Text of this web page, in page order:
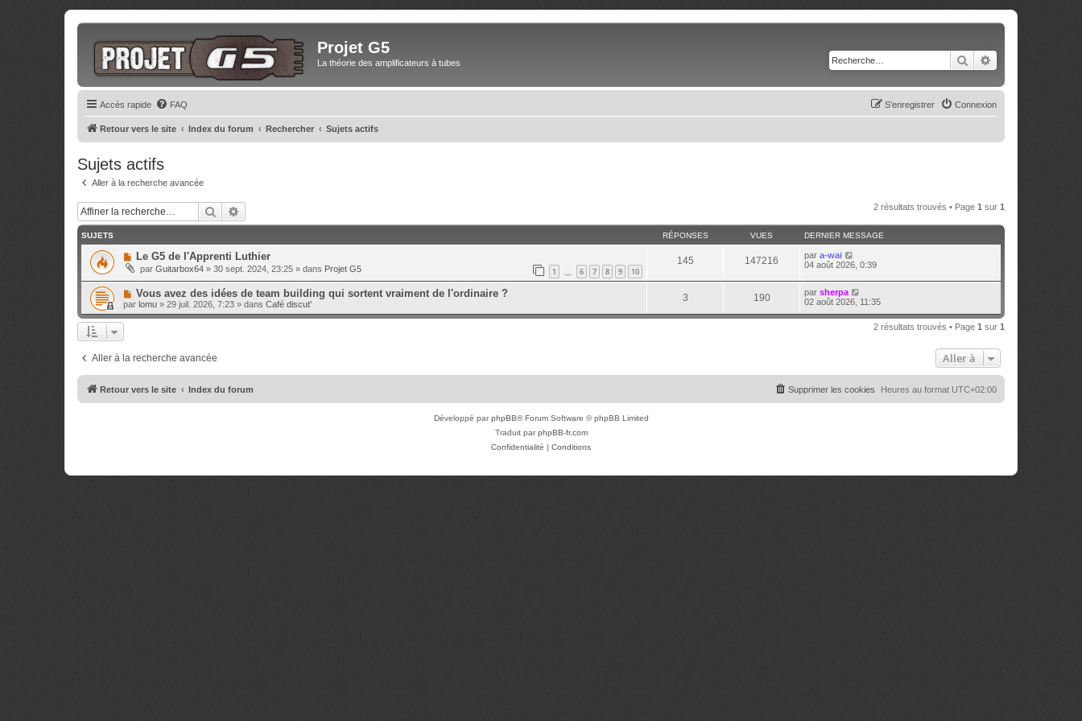
Projet G5
La théorie des amplificateurs à tubes Rechercher
Accès rapide FAQ Connexion
S’enregistrer
Retour vers le site Index du forum Rechercher Sujets actifs
Sujets actifs
Aller à la recherche avancée
Rechercher 2 résultats trouvés • Page 1 sur 1
SUJETS RÉPONSES VUES DERNIER MESSAGE
N
u
v
e
a
u
m
a
Le G5 de l'Apprenti Luthier
par Guitarbox64 » 30 sept. 2024, 23:25 » dans Projet G5 1 6 7 8 9 10
145 147216 par a-wai
04 août 2026, 0:39
N
o
u
v
m
s
s
Vous avez des idées de team building qui sortent vraiment de l'ordinaire ?
par lomu » 29 juil. 2026, 7:23 » dans Café discut'
3 190 par sherpa
02 août 2026, 11:35
2 résultats trouvés • Page 1 sur 1
Aller à la recherche avancée Aller à
Retour vers le site Index du forum Heures au format UTC+02:00
Supprimer les cookies
Développé parphpBB® Forum Software © phpBB Limited
Traduit parphpBB-fr.com
Confidentialité | Conditions